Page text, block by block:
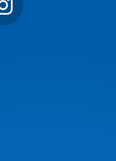
Instagram